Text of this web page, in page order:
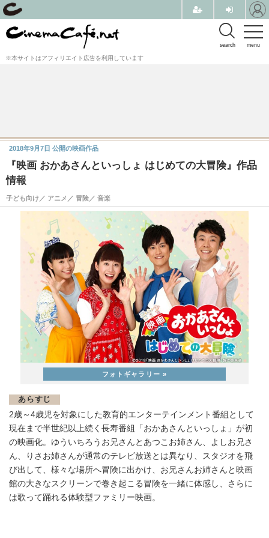
menu
search
※本サイトはアフィリエイト広告を利用しています
『映画 おかあさんといっしょ はじめての大冒険』作品
情報
子ども向け／ アニメ／ 冒険／ 音楽
2018年9月7日 公開の映画作品
あらすじ
2歳～4歳児を対象にした教育的エンターテインメント番組として
現在まで半世紀以上続く長寿番組「おかあさんといっしょ」が初
の映画化。ゆういちろうお兄さんとあつこお姉さん、よしお兄さ
ん、りさお姉さんが通常のテレビ放送とは異なり、スタジオを飛
び出して、様々な場所へ冒険に出かけ、お兄さんお姉さんと映画
館の大きなスクリーンで巻き起こる冒険を一緒に体感し、さらに
は歌って踊れる体験型ファミリー映画。